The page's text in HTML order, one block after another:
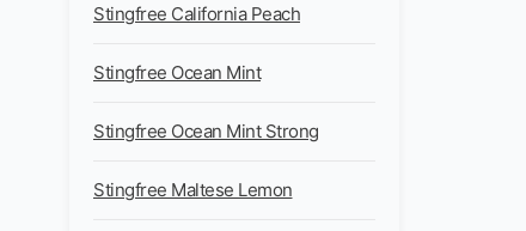
Stingfree California Peach
Stingfree Ocean Mint
Stingfree Ocean Mint Strong
Stingfree Maltese Lemon